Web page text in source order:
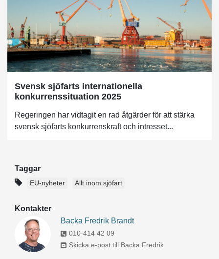
Svensk sjöfarts internationella
konkurrenssituation 2025
Regeringen har vidtagit en rad åtgärder för att stärka
svensk sjöfarts konkurrenskraft och intresset...
Taggar
EU-nyheter Allt inom sjöfart
Kontakter
Backa Fredrik Brandt
010-414 42 09
Skicka e-post till Backa Fredrik